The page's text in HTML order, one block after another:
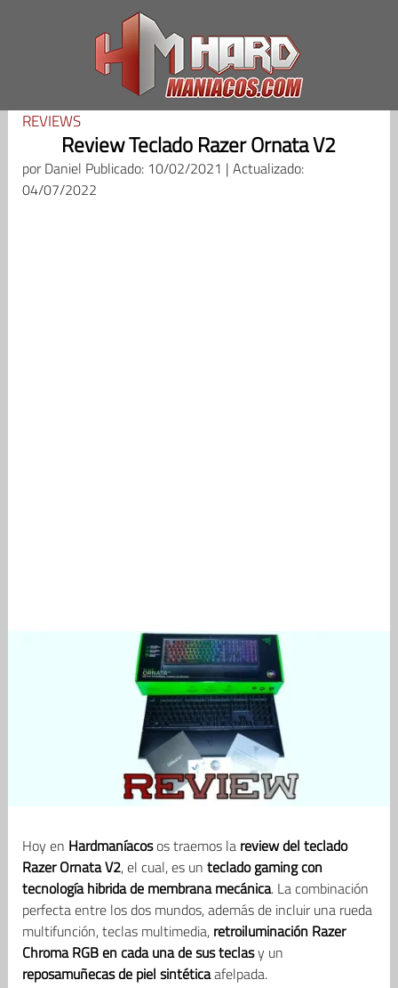
REVIEWS
Review Teclado Razer Ornata V2
porDaniel Publicado: 10/02/2021 | Actualizado:
04/07/2022
Hoy en Hardmaníacosos traemos la review del teclado
Razer Ornata V2, el cual, es un teclado gaming con
tecnología hibrida de membrana mecánica. La combinación
perfecta entre los dos mundos, además de incluir una rueda
multifunción, teclas multimedia, retroiluminación Razer
Chroma RGB en cada una de sus teclasy un
reposamuñecas de piel sintéticaafelpada.